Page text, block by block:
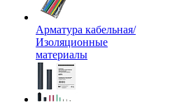
Арматура кабельная/
Изоляционные
материалы